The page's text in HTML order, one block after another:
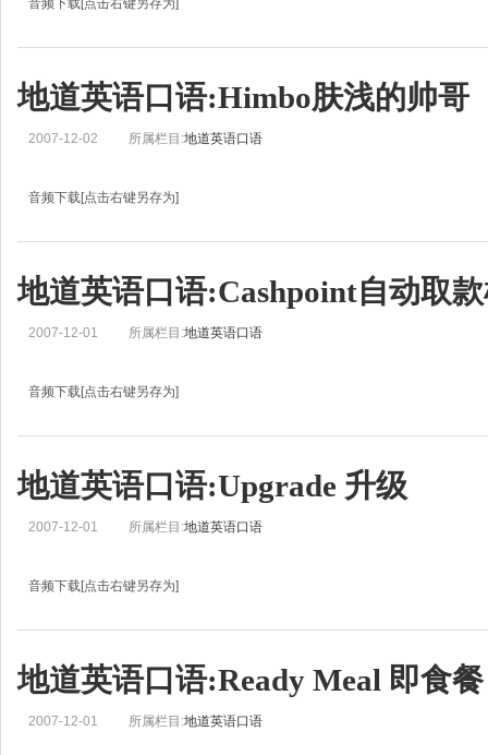
音频下载[点击右键另存为]
ZOË: 大家好，欢迎收听今天的地道英语，我是刘佳。Helen: Today we’re go
地道英语口语:Himbo肤浅的帅哥
2007-12-02 所属栏目:地道英语口语
音频下载[点击右键另存为]
Jean: And I’m Jean.Jo: Today we’re going to look at words and phrases that
地道英语口语:Cashpoint自动取
2007-12-01 所属栏目:地道英语口语
音频下载[点击右键另存为]
Zoë: 还有我，刘佳。欢迎收听地道英语。Helen: In Real Englis
地道英语口语:Upgrade 升级
2007-12-01 所属栏目:地道英语口语
音频下载[点击右键另存为]
Jean: Hi. 大家好，我是董征。欢迎收听Real English《地道英语》节目！John:
地道英语口语:Ready Meal 即食餐
2007-12-01 所属栏目:地道英语口语